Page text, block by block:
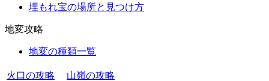
埋もれ宝の場所と見つけ方
地変攻略
地変の種類一覧
火口の攻略
山嶺の攻略